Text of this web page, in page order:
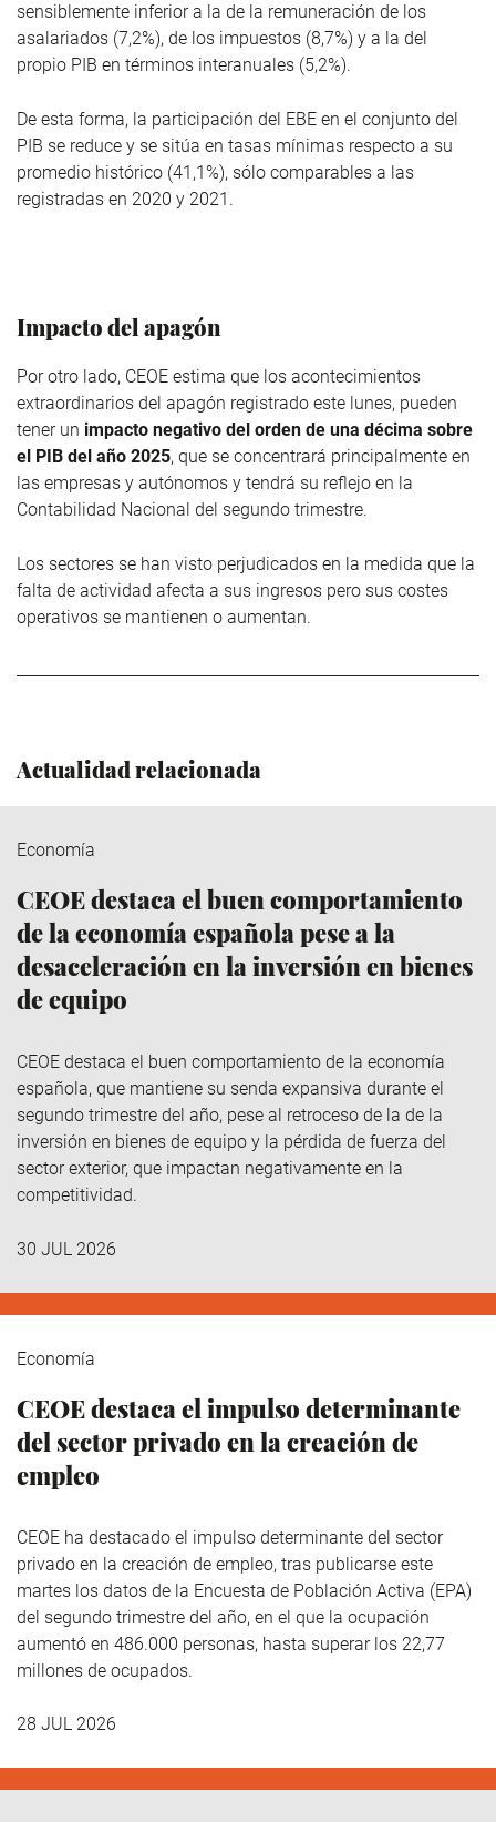
sensiblemente inferior a la de la remuneración de los
asalariados (7,2%), de los impuestos (8,7%) y a la del
propio PIB en términos interanuales (5,2%).
De esta forma, la participación del EBE en el conjunto del
PIB se reduce y se sitúa en tasas mínimas respecto a su
promedio histórico (41,1%), sólo comparables a las
registradas en 2020 y 2021.
Impacto del apagón
Por otro lado, CEOE estima que los acontecimientos
extraordinarios del apagón registrado este lunes, pueden
tener un impacto negativo del orden de una décima sobre
el PIB del año 2025, que se concentrará principalmente en
las empresas y autónomos y tendrá su reflejo en la
Contabilidad Nacional del segundo trimestre.
Los sectores se han visto perjudicados en la medida que la
falta de actividad afecta a sus ingresos pero sus costes
operativos se mantienen o aumentan.
Actualidad relacionada
Economía
CEOE destaca el buen comportamiento
de la economía española pese a la
desaceleración en la inversión en bienes
de equipo
CEOE destaca el buen comportamiento de la economía
española, que mantiene su senda expansiva durante el
segundo trimestre del año, pese al retroceso de la de la
inversión en bienes de equipo y la pérdida de fuerza del
sector exterior, que impactan negativamente en la
competitividad.
30 JUL 2026
Economía
CEOE destaca el impulso determinante
del sector privado en la creación de
empleo
CEOE ha destacado el impulso determinante del sector
privado en la creación de empleo, tras publicarse este
martes los datos de la Encuesta de Población Activa (EPA)
del segundo trimestre del año, en el que la ocupación
aumentó en 486.000 personas, hasta superar los 22,77
millones de ocupados.
28 JUL 2026